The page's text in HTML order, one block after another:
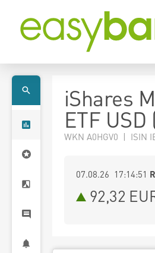
iShares
ETF USD
WKN A0HGV0 | ISIN
07.08.26 17:14:51
92,32